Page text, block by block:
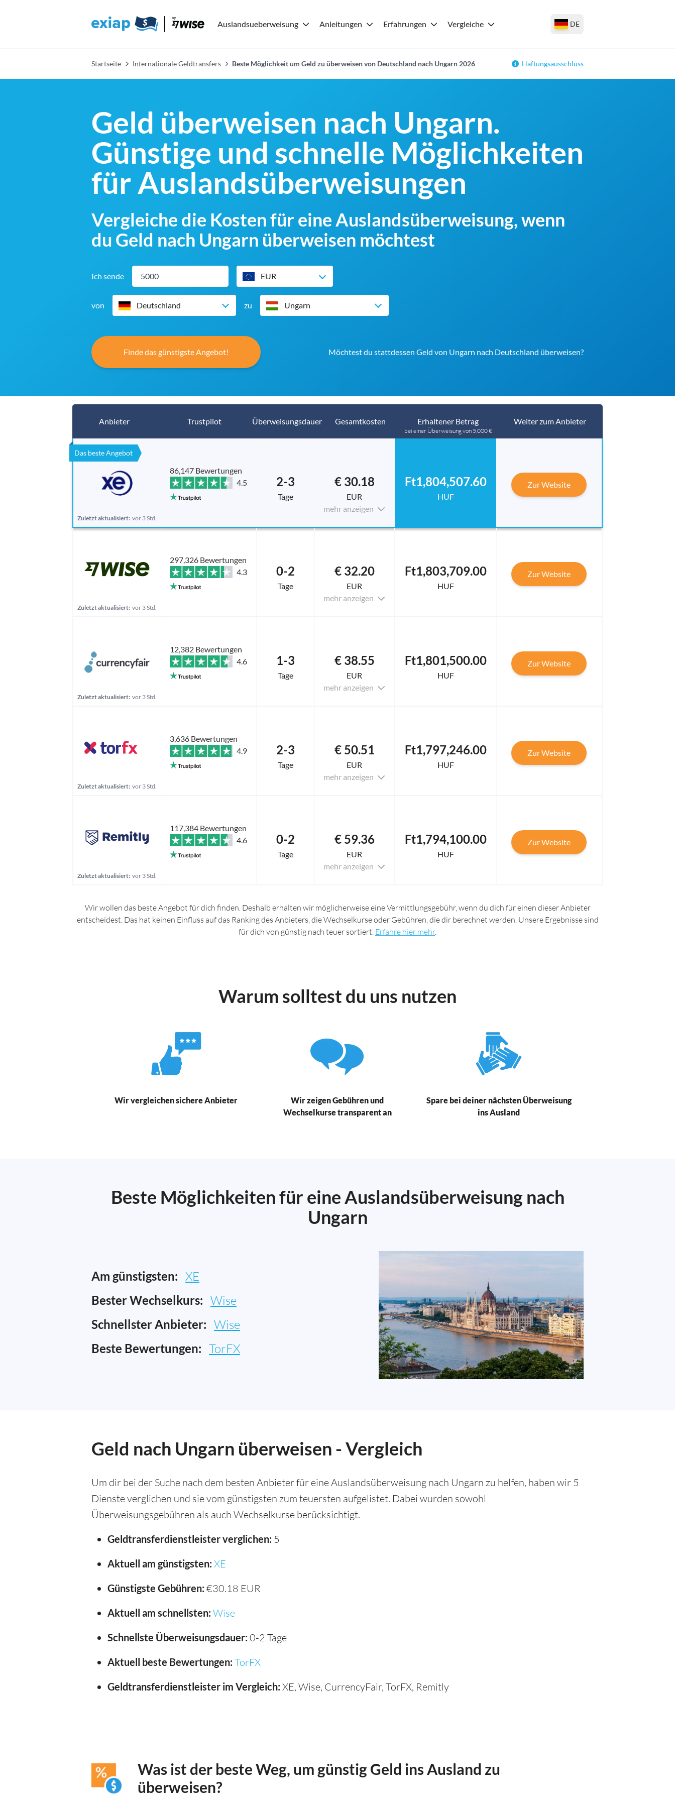
Auslandsueberweisung Anleitungen Erfahrungen Vergleiche DE
Startseite Internationale Geldtransfers Beste Möglichkeit um Geld zu überweisen von Deutschland nach Ungarn 2026 Haftungsausschluss
Geld überweisen nach Ungarn.
Günstige und schnelle Möglichkeiten
für Auslandsüberweisungen
Vergleiche die Kosten für eine Auslandsüberweisung, wenn
du Geld nach Ungarn überweisen möchtest
Ich sende EUR
von Deutschland zu Ungarn
Finde das günstigste Angebot! Möchtest du stattdessen Geld von Ungarn nach Deutschland überweisen?
Anbieter Trustpilot Überweisungsdauer Gesamtkosten Erhaltener Betrag
bei einer Überweisung von 5,000 €
Weiter zum Anbieter
Das beste Angebot
Zuletzt aktualisiert: vor 3 Std.
86,147 Bewertungen
4.5
2-3
Tage
€ 30.18
EUR
mehr anzeigen
Ft1,804,507.60
HUF
Zur Website
Zuletzt aktualisiert: vor 3 Std.
297,326 Bewertungen
4.3
0-2
Tage
€ 32.20
EUR
mehr anzeigen
Ft1,803,709.00
HUF
Zur Website
Zuletzt aktualisiert: vor 3 Std.
12,382 Bewertungen
4.6
1-3
Tage
€ 38.55
EUR
mehr anzeigen
Ft1,801,500.00
HUF
Zur Website
Zuletzt aktualisiert: vor 3 Std.
3,636 Bewertungen
4.9
2-3
Tage
€ 50.51
EUR
mehr anzeigen
Ft1,797,246.00
HUF
Zur Website
Zuletzt aktualisiert: vor 3 Std.
117,384 Bewertungen
4.6
0-2
Tage
€ 59.36
EUR
mehr anzeigen
Ft1,794,100.00
HUF
Zur Website
Wir wollen das beste Angebot für dich finden. Deshalb erhalten wir möglicherweise eine Vermittlungsgebühr, wenn du dich für einen dieser Anbieter
entscheidest. Das hat keinen Einfluss auf das Ranking des Anbieters, die Wechselkurse oder Gebühren, die dir berechnet werden. Unsere Ergebnisse sind
für dich von günstig nach teuer sortiert. Erfahre hier mehr.
Warum solltest du uns nutzen
Wir vergleichen sichere Anbieter
Wir zeigen Gebühren und
Wechselkurse transparent an
Spare bei deiner nächsten Überweisung
ins Ausland
Beste Möglichkeiten für eine Auslandsüberweisung nach
Ungarn
Am günstigsten: XE
Bester Wechselkurs: Wise
Schnellster Anbieter: Wise
Beste Bewertungen: TorFX
Geld nach Ungarn überweisen - Vergleich
Um dir bei der Suche nach dem besten Anbieter für eine Auslandsüberweisung nach Ungarn zu helfen, haben wir 5
Dienste verglichen und sie vom günstigsten zum teuersten aufgelistet. Dabei wurden sowohl
Überweisungsgebühren als auch Wechselkurse berücksichtigt.
Geldtransferdienstleister verglichen: 5
Aktuell am günstigsten: XE
Günstigste Gebühren: €30.18 EUR
Aktuell am schnellsten: Wise
Schnellste Überweisungsdauer: 0-2 Tage
Aktuell beste Bewertungen: TorFX
Geldtransferdienstleister im Vergleich: XE, Wise, CurrencyFair, TorFX, Remitly
Was ist der beste Weg, um günstig Geld ins Ausland zu
überweisen?